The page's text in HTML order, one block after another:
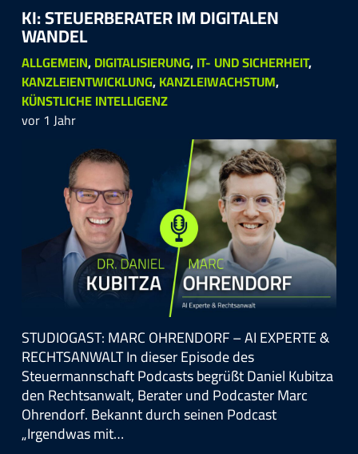
KI: STEUERBERATER IM DIGITALEN
WANDEL
ALLGEMEIN,DIGITALISIERUNG,IT- UND SICHERHEIT,
KANZLEIENTWICKLUNG,KANZLEIWACHSTUM,
KÜNSTLICHE INTELLIGENZ
vor 1 Jahr
STUDIOGAST: MARC OHRENDORF – AI EXPERTE &
RECHTSANWALT In dieser Episode des
Steuermannschaft Podcasts begrüßt Daniel Kubitza
den Rechtsanwalt, Berater und Podcaster Marc
Ohrendorf. Bekannt durch seinen Podcast
„Irgendwas mit…